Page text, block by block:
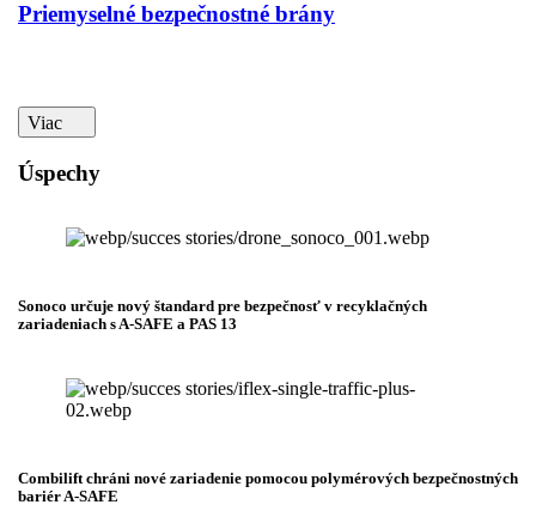
Priemyselné bezpečnostné brány
Viac
Úspechy
Sonoco určuje nový štandard pre bezpečnosť v recyklačných
zariadeniach s A-SAFE a PAS 13
Combilift chráni nové zariadenie pomocou polymérových bezpečnostných
bariér A-SAFE